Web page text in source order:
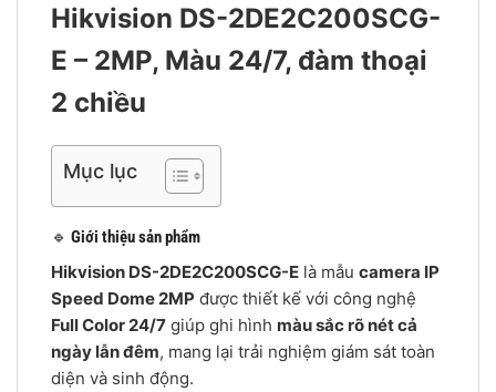
Hikvision DS-2DE2C200SCG-
E – 2MP, Màu 24/7, đàm thoại
2 chiều
Mục lục
🔹 Giới thiệu sản phẩm
Hikvision DS-2DE2C200SCG-E là mẫu camera IP
Speed Dome 2MP được thiết kế với công nghệ
Full Color 24/7 giúp ghi hình màu sắc rõ nét cả
ngày lẫn đêm, mang lại trải nghiệm giám sát toàn
diện và sinh động.